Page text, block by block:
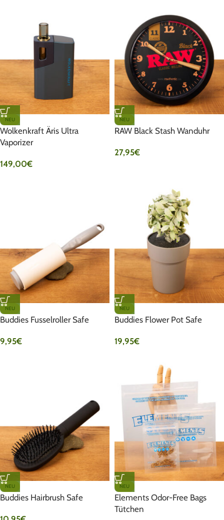
NEU
Wolkenkraft Äris Ultra
Vaporizer
149,00€
NEU
RAW Black Stash Wanduhr
27,95€
NEU
Buddies Fusselroller Safe
9,95€
NEU
Buddies Flower Pot Safe
19,95€
NEU
Buddies Hairbrush Safe
NEU
Elements Odor-Free Bags
Tütchen